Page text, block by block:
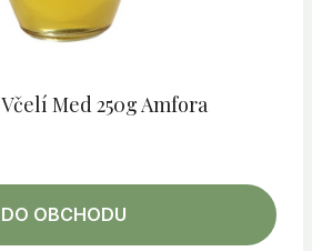
Med 250g Amfora
DO OBCHODU